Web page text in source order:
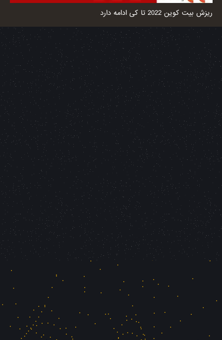
ریزش بیت کوین 2022 تا کی ادامه دارد